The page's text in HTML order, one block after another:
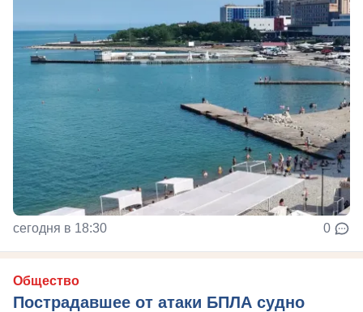
сегодня в 18:30 0
Общество
Пострадавшее от атаки БПЛА судно